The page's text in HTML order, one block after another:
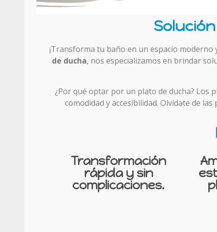
¡Transforma tu baño en un espacio
de ducha, nos especializamos en brindar
¿Por qué optar por un plato de ducha? Los
comodidad y accesibilidad. Olvídate de
Transformación
rápida y sin
complicaciones.